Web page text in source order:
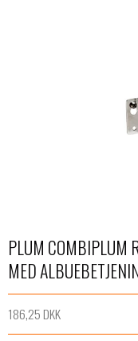
PLUM COMBIPLUM
MED
186,25 DKK